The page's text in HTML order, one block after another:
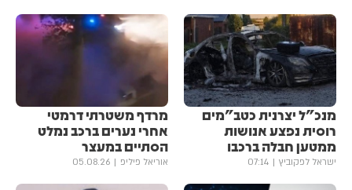
מנכ"ל יצרנית כטב"מים
רוסית נפצע אנושות
ממטען חבלה ברכבו
ישראל לפקוביץ 07:14
מרדף משטרתי דרמטי
אחרי נערים ברכב נמלט
הסתיים במעצר
אוריאל פיליפ 05.08.26